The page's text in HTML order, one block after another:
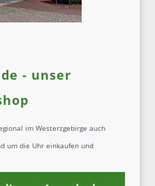
- unser
im Westerzgebirge auch
um die Uhr einkaufen und